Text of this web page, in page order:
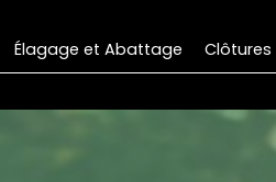
Élagage et Abattage Clôtures